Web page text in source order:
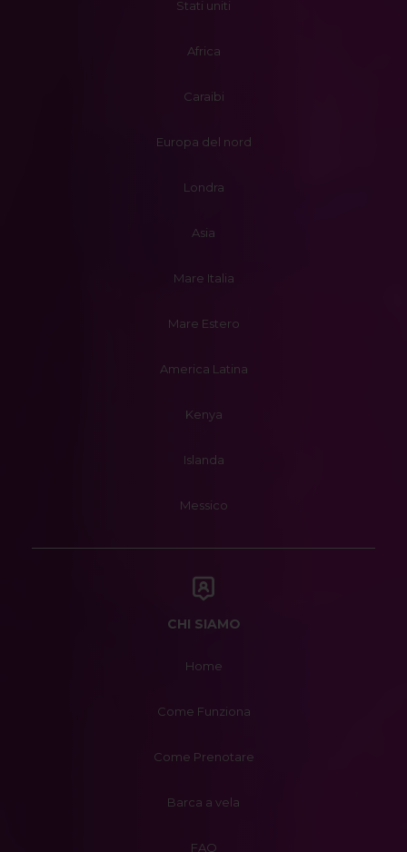
Stati uniti
Africa
Caraibi
Europa del nord
Londra
Asia
Mare Italia
Mare Estero
America Latina
Kenya
Islanda
Messico
CHI SIAMO
Home
Come Funziona
Come Prenotare
Barca a vela
FAQ